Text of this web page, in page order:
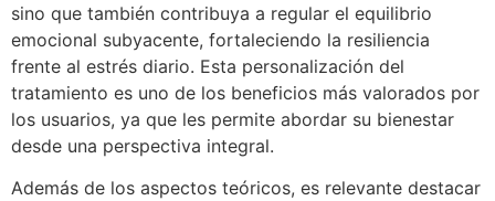
sino que también contribuya a regular el equilibrio
emocional subyacente, fortaleciendo la resiliencia
frente al estrés diario. Esta personalización del
tratamiento es uno de los beneficios más valorados por
los usuarios, ya que les permite abordar su bienestar
desde una perspectiva integral.
Además de los aspectos teóricos, es relevante destacar